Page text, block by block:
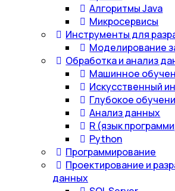
Алгоритмы Java
Микросервисы
Инструменты для
Моделирование
Обработка и анализ
Машинное
Искусственный
Глубокое
Анализ данных
R (язык
Python
Программирование
Проектирование и
данных